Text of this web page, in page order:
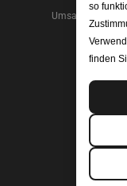
Umsatzsteuer-
so
finden